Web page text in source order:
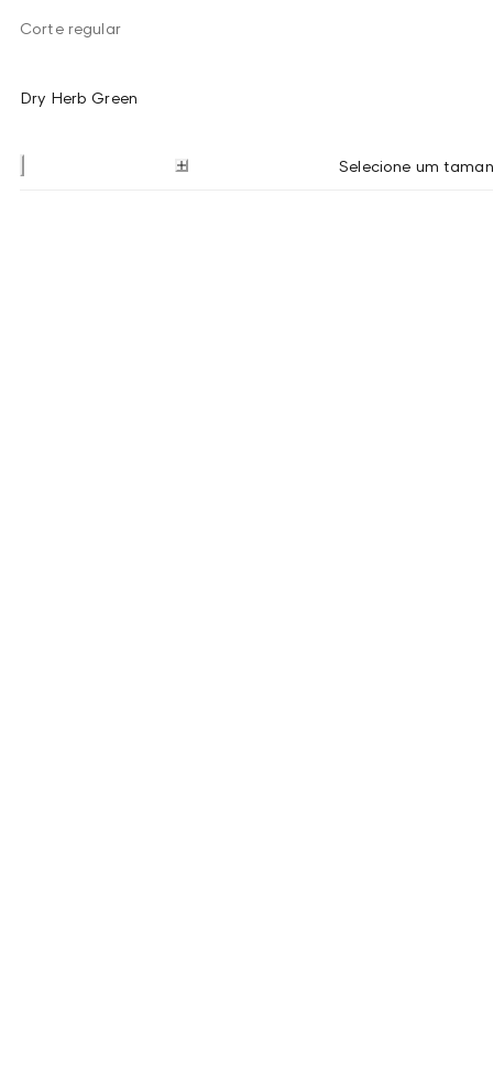
Corte regular
Dry Herb Green
Selecione um